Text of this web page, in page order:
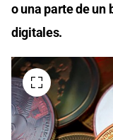
o una parte de
digitales.